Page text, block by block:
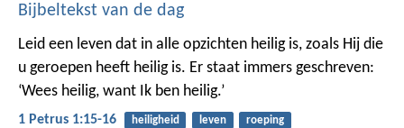
Bijbeltekst van de dag
Leid een leven dat in alle opzichten heilig is, zoals Hij die
u geroepen heeft heilig is. Er staat immers geschreven:
‘Wees heilig, want Ik ben heilig.’
1 Petrus 1:15-16 heiligheid leven roeping